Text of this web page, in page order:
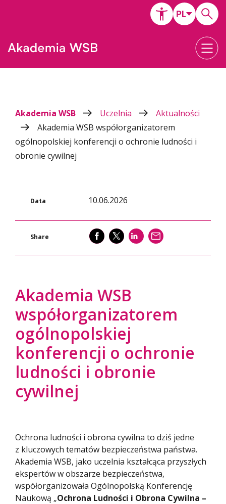
Akademia WSB Uczelnia
Aktualności
Akademia WSB współorganizatorem
ogólnopolskiej konferencji o ochronie ludności i
obronie cywilnej
Data 10.06.2026
Share SHARE SHARE SHARE
Akademia WSB
współorganizatorem
ogólnopolskiej
konferencji o ochronie
ludności i obronie
cywilnej
Ochrona ludności i obrona cywilna to dziś jedne
z kluczowych tematów bezpieczeństwa państwa.
Akademia WSB, jako uczelnia kształcąca przyszłych
ekspertów w obszarze bezpieczeństwa,
współorganizowała Ogólnopolską Konferencję
Naukową „Ochrona Ludności i Obrona Cywilna –